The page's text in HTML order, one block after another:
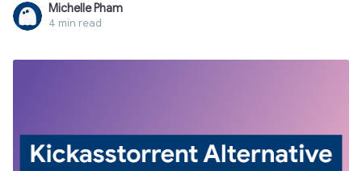
Michelle Pham
4 min read